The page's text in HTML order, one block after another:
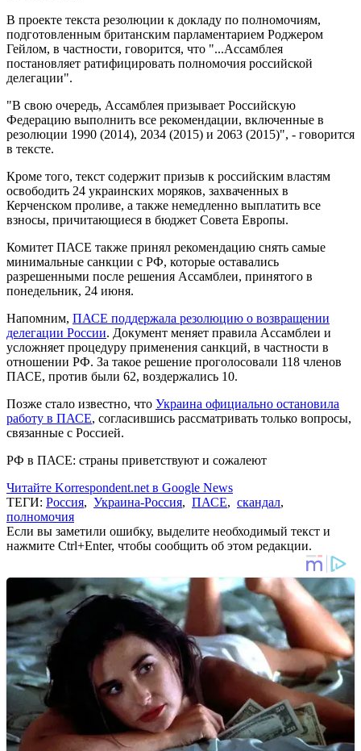
В проекте текста резолюции к докладу по полномочиям,
подготовленным британским парламентарием Роджером
Гейлом, в частности, говорится, что "...Ассамблея
постановляет ратифицировать полномочия российской
делегации".
"В свою очередь, Ассамблея призывает Российскую
Федерацию выполнить все рекомендации, включенные в
резолюции 1990 (2014), 2034 (2015) и 2063 (2015)", - говорится
в тексте.
Кроме того, текст содержит призыв к российским властям
освободить 24 украинских моряков, захваченных в
Керченском проливе, а также немедленно выплатить все
взносы, причитающиеся в бюджет Совета Европы.
Комитет ПАСЕ также принял рекомендацию снять самые
минимальные санкции с РФ, которые оставались
разрешенными после решения Ассамблеи, принятого в
понедельник, 24 июня.
Напомним, ПАСЕ поддержала резолюцию о возвращении
делегации России. Документ меняет правила Ассамблеи и
усложняет процедуру применения санкций, в частности в
отношении РФ. За такое решение проголосовали 118 членов
ПАСЕ, против были 62, воздержались 10.
Позже стало известно, что Украина официально остановила
работу в ПАСЕ, согласившись рассматривать только вопросы,
связанные с Россией.
РФ в ПАСЕ: страны приветствуют и сожалеют
Читайте Korrespondent.net в Google News
ТЕГИ: Россия, Украина-Россия, ПАСЕ, скандал,
полномочия
Если вы заметили ошибку, выделите необходимый текст и
нажмите Ctrl+Enter, чтобы сообщить об этом редакции.